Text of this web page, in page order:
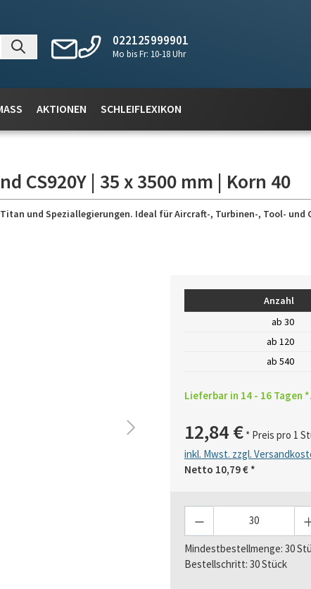
022125999901
Mo bis Fr: 10-18 Uhr
AKTIONEN SCHLEIFLEXIKON
CS920Y | 35 x 3500 mm | Korn 40
und Speziallegierungen. Ideal für Aircraft-, Turbinen-, Tool-
Anzahl
ab 30
ab 120
ab 540
Lieferbar in 14 - 16 Tagen *.
12,84 € * Preis pro 1
inkl. Mwst. zzgl.
Netto 10,79 € *
Mindestbestellmenge: 30
Bestellschritt: 30 Stück